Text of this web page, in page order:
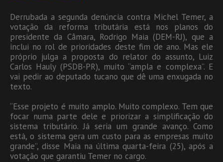
Derrubada a segunda denúncia contra Michel Temer, a
votação da reforma tributária está nos planos do
presidente da Câmara, Rodrigo Maia (DEM-RJ), que a
inclui no rol de prioridades deste fim de ano. Mas ele
próprio julga a proposta do relator do assunto, Luiz
Carlos Hauly (PSDB-PR), muito “ampla e complexa”. E
vai pedir ao deputado tucano que dê uma enxugada no
texto.
“Esse projeto é muito amplo. Muito complexo. Tem que
focar numa parte dele e priorizar a simplificação do
sistema tributário. Já seria um grande avanço. Como
está, o sistema gera um custo para as empresas muito
grande”, disse Maia na última quarta-feira (25), após a
votação que garantiu Temer no cargo.